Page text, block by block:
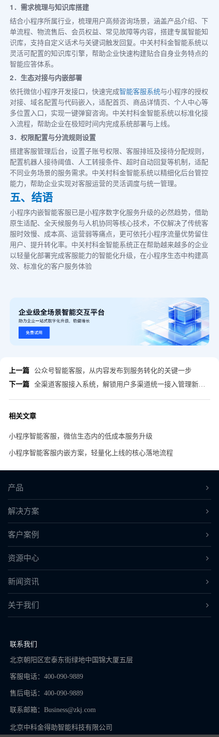
1．需求梳理与知识库搭建
结合小程序所属行业，梳理用户高频咨询场景，涵盖产品介绍、下
单流程、物流售后、会员权益、常见故障等内容，搭建专属智能知
识库，支持自定义话术与关键词触发回复。中关村科金智能系统以
灵活可配置的知识库引擎，帮助企业快速构建贴合自身业务特点的
智能应答体系。
2．生态对接与内嵌部署
依托微信小程序开发接口，快速完成智能客服系统与小程序的授权
对接、域名配置与代码嵌入，适配首页、商品详情页、个人中心等
多位置入口，实现一键弹窗咨询。中关村科金智能系统以标准化接
入流程，帮助企业在极短时间内完成系统部署与上线。
3．权限配置与分流规则设置
搭建客服管理后台，设置子账号权限、客服排班及接待分配规则，
配置机器人接待阈值、人工转接条件、超时自动回复等机制，适配
不同业务场景的服务需求。中关村科金智能系统以精细化后台管控
能力，帮助企业实现对客服运营的灵活调度与统一管理。
五、结语
小程序内嵌智能客服已是小程序数字化服务升级的必然趋势，借助
原生适配、全天候服务与人机协同等核心技术，不仅解决了传统客
服时效慢、成本高、运营弱等痛点，更可依托小程序流量优势留住
用户、提升转化率。中关村科金智能系统正在帮助越来越多的企业
以轻量化部署完成客服能力的智能化升级，在小程序生态中构建高
效、标准化的客户服务体验
上一篇
公众号智能客服，从内容发布到服务转化的关键一步
下一篇
全渠道客服接入系统，解锁用户多渠道统一接入管理新范式
相关文章
小程序智能客服，微信生态内的低成本服务升级
小程序智能客服内嵌方案，轻量化上线的核心落地流程
产品
解决方案
客户案例
资源中心
新闻资讯
关于我们
联系我们
北京朝阳区宏泰东街绿地中国锦大厦五层
客服电话：400-090-9889
售后电话：400-090-9889
联系邮箱： Business@zkj.com
北京中科金得助智能科技有限公司